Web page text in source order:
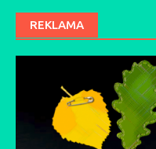
REKLAMA